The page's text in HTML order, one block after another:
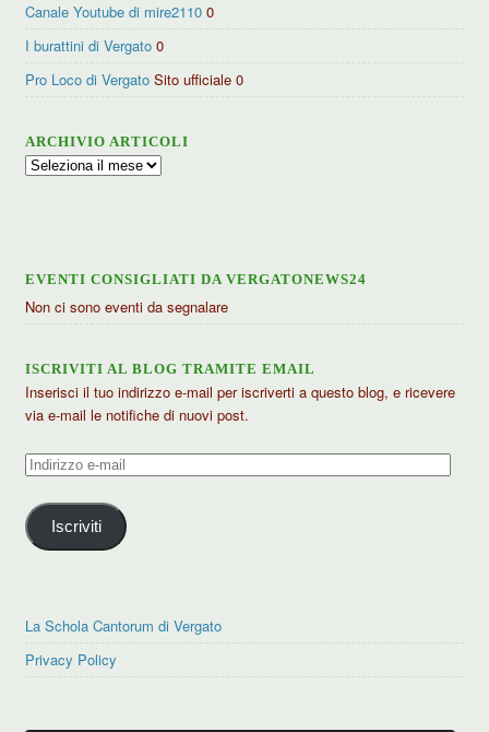
Canale Youtube di mire2110 0
I burattini di Vergato 0
Pro Loco di Vergato Sito ufficiale 0
ARCHIVIO ARTICOLI
Archivio
EVENTI CONSIGLIATI DA VERGATONEWS24
Non ci sono eventi da segnalare
ISCRIVITI AL BLOG TRAMITE EMAIL
Inserisci il tuo indirizzo e-mail per iscriverti a questo blog, e ricevere
via e-mail le notifiche di nuovi post.
Indirizzo
mail
Iscriviti
La Schola Cantorum di Vergato
Privacy Policy